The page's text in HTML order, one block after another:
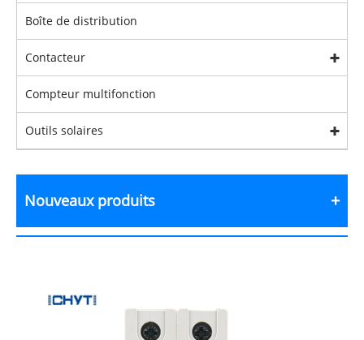
Boîte de distribution
Contacteur
Compteur multifonction
Outils solaires
Nouveaux produits